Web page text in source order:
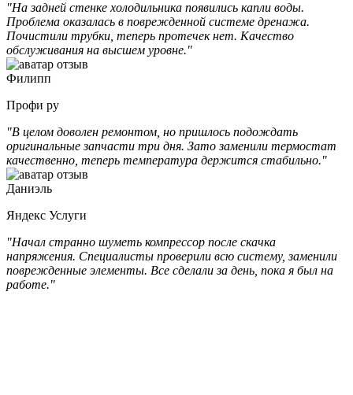
"На задней стенке холодильника появились капли воды.
Проблема оказалась в поврежденной системе дренажа.
Почистили трубки, теперь протечек нет. Качество
обслуживания на высшем уровне."
Филипп
Профи ру
"В целом доволен ремонтом, но пришлось подождать
оригинальные запчасти три дня. Зато заменили термостат
качественно, теперь температура держится стабильно."
Даниэль
Яндекс Услуги
"Начал странно шуметь компрессор после скачка
напряжения. Специалисты проверили всю систему, заменили
поврежденные элементы. Все сделали за день, пока я был на
работе."